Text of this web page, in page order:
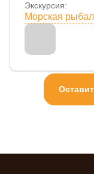
Экскурсия:
Морская